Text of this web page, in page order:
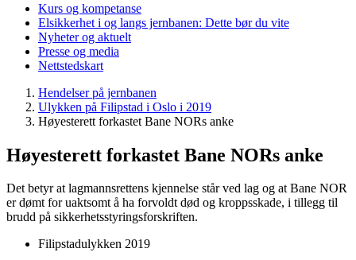
Kurs og kompetanse
Elsikkerhet i og langs jernbanen: Dette bør du vite
Nyheter og aktuelt
Presse og media
Nettstedskart
Hendelser på jernbanen
Ulykken på Filipstad i Oslo i 2019
Høyesterett forkastet Bane NORs anke
Høyesterett forkastet Bane NORs anke
Det betyr at lagmannsrettens kjennelse står ved lag og at Bane NOR
er dømt for uaktsomt å ha forvoldt død og kroppsskade, i tillegg til
brudd på sikkerhetsstyringsforskriften.
Filipstadulykken 2019